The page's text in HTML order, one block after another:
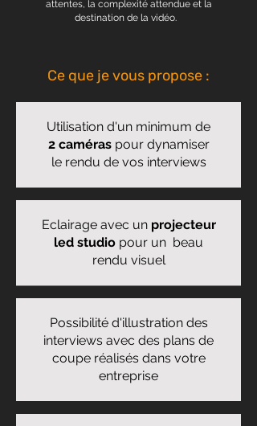
attentes, la complexité attendue et la
destination de la vidéo.
Ce que je vous propose :
Utilisation d'un minimum de
2 caméraspour dynamiser
le rendu de vos interviews
Eclairage avec un projecteur
led studio pour un beau
rendu visuel
Possibilité d'illustration des
interviews avec des plans de
coupe réalisés dans votre
entreprise